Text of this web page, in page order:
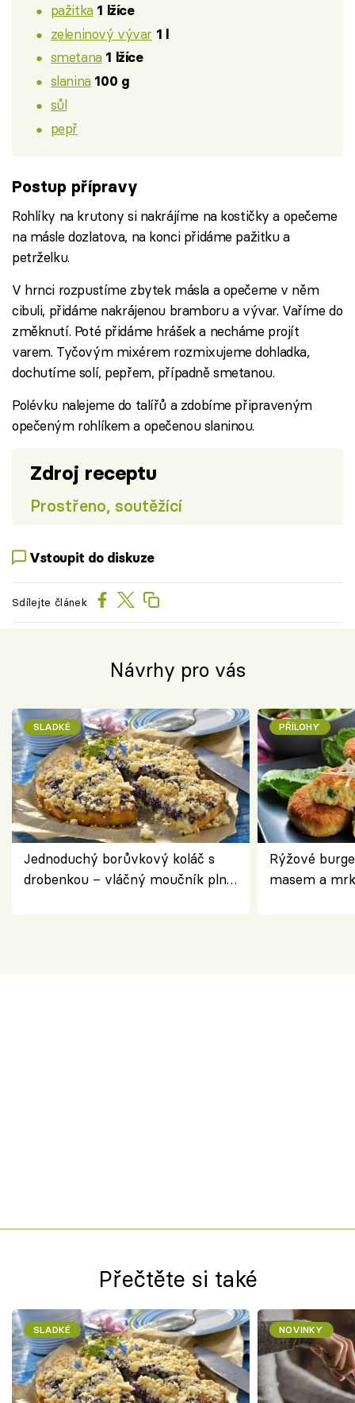
pažitka 1 lžíce
zeleninový vývar 1 l
smetana 1 lžíce
slanina 100 g
sůl
pepř
Postup přípravy
Rohlíky na krutony si nakrájíme na kostičky a opečeme
na másle dozlatova, na konci přidáme pažitku a
petrželku.
V hrnci rozpustíme zbytek másla a opečeme v něm
cibuli, přidáme nakrájenou bramboru a vývar. Vaříme do
změknutí. Poté přidáme hrášek a necháme projít
varem. Tyčovým mixérem rozmixujeme dohladka,
dochutíme solí, pepřem, případně smetanou.
Polévku nalejeme do talířů a zdobíme připraveným
opečeným rohlíkem a opečenou slaninou.
Zdroj receptu
Prostřeno, soutěžící
Vstoupit do diskuze
Sdílejte článek
Návrhy pro vás
SLADKÉ
Jednoduchý borůvkový koláč s
drobenkou – vláčný moučník plný
PŘÍLOHY
Rýžové
masem a
Přečtěte si také
SLADKÉ NOVINKY